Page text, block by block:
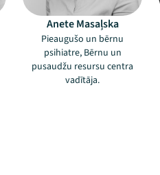
Anete Masaļska
Pieaugušo un bērnu
psihiatre, Bērnu un
pusaudžu resursu centra
vadītāja.